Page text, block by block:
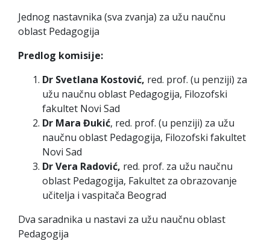
Jednog nastavnika (sva zvanja) za užu naučnu
oblast Pedagogija
Predlog komisije:
Dr Svetlana Kostović, red. prof. (u penziji) za
užu naučnu oblast Pedagogija, Filozofski
fakultet Novi Sad
Dr Mara Đukić, red. prof. (u penziji) za užu
naučnu oblast Pedagogija, Filozofski fakultet
Novi Sad
Dr Vera Radović, red. prof. za užu naučnu
oblast Pedagogija, Fakultet za obrazovanje
učitelja i vaspitača Beograd
Dva saradnika u nastavi za užu naučnu oblast
Pedagogija